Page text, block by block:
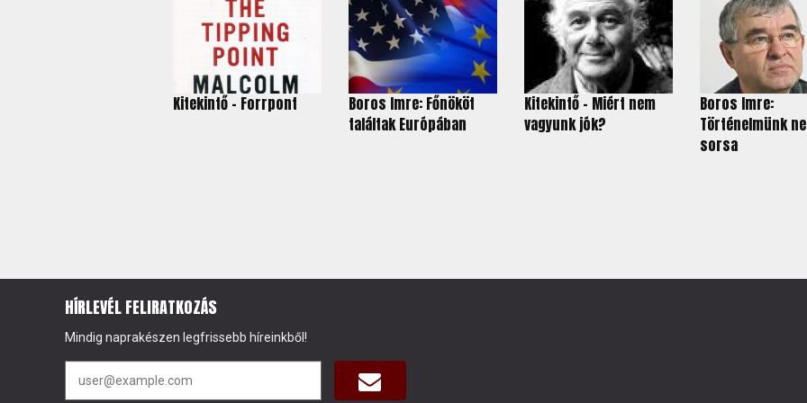
Kitekintő - Forrpont
Boros Imre: Főnököt
találtak Európában
Kitekintő - Miért nem
vagyunk jók?
Boros Imre:
Történelmünk
sorsa
HÍRLEVÉL FELIRATKOZÁS
Mindig naprakészen legfrissebb híreinkből!